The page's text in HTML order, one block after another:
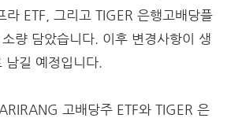
라 ETF, 그리고 TIGER 은행고배당플
량 담았습니다. 이후 변경사항이 생
길 예정입니다.
고배당주 ETF와 TIGER 은